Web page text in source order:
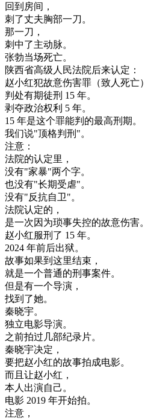
回到 房间 ，
刺 了丈夫胸部一刀。
那一刀 ，
刺中了主动脉。
张勃当场死亡。
陕西省高级人民法院后来认定 ：
赵小红犯故意伤害罪 （致人死亡）
判处有期徒刑 15 年。
剥夺政治权利 5 年。
15 年是这个罪能判 的最高刑期。
我们说"顶格判刑 "。
注意 ：
法院的认定里 ，
没有"家暴"两个字。
也没有"长期受虐"。
没有"反抗自卫"。
法院认定的 ，
是一次因为琐事失控的故意伤害。
赵小红服刑 了 15 年。
2024 年前后出狱。
故事如果到 这里结束 ，
就是一个普通的刑事案件。
但是有一个导演 ，
找到 了她。
秦晓宇。
独立电影导演。
之前拍过几部纪录片。
秦晓宇决定 ，
要把赵小红的故事拍成电影。
而且 让赵小红 ，
本人出演自己。
电影 2019 年开始拍。
注意 ，